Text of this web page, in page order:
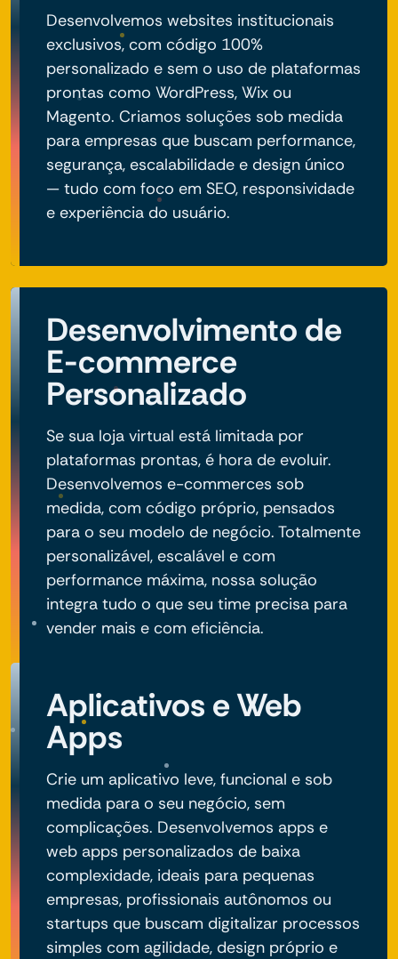
Desenvolvemos websites institucionais
exclusivos, com código 100%
personalizado e sem o uso de plataformas
prontas como WordPress, Wix ou
Magento. Criamos soluções sob medida
para empresas que buscam performance,
segurança, escalabilidade e design único
— tudo com foco em SEO, responsividade
e experiência do usuário.
Desenvolvimento de
E-commerce
Personalizado
Se sua loja virtual está limitada por
plataformas prontas, é hora de evoluir.
Desenvolvemos e-commerces sob
medida, com código próprio, pensados
para o seu modelo de negócio. Totalmente
personalizável, escalável e com
performance máxima, nossa solução
integra tudo o que seu time precisa para
vender mais e com eficiência.
Aplicativos e Web
Apps
Crie um aplicativo leve, funcional e sob
medida para o seu negócio, sem
complicações. Desenvolvemos apps e
web apps personalizados de baixa
complexidade, ideais para pequenas
empresas, profissionais autônomos ou
startups que buscam digitalizar processos
simples com agilidade, design próprio e